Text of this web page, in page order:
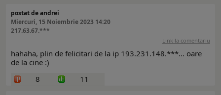
postat de andrei
Miercuri, 15 Noiembrie 2023 14:20
217.63.67.***
Link la comentariu
hahaha, plin de felicitari de la ip 193.231.148.***... oare
de la cine :)
8
11